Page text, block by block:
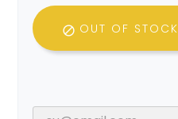
 OUT OF STOCK